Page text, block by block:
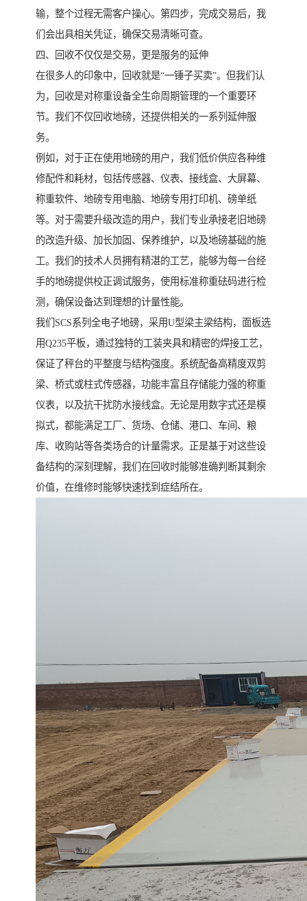
输，整个过程无需客户操心。第四步，完成交易后，我
们会出具相关凭证，确保交易清晰可查。
四、回收不仅仅是交易，更是服务的延伸
在很多人的印象中，回收就是“一锤子买卖”。但我们认
为，回收是对称重设备全生命周期管理的一个重要环
节。我们不仅回收地磅，还提供相关的一系列延伸服
务。
例如，对于正在使用地磅的用户，我们低价供应各种维
修配件和耗材，包括传感器、仪表、接线盒、大屏幕、
称重软件、地磅专用电脑、地磅专用打印机、磅单纸
等。对于需要升级改造的用户，我们专业承接老旧地磅
的改造升级、加长加固、保养维护，以及地磅基础的施
工。我们的技术人员拥有精湛的工艺，能够为每一台经
手的地磅提供校正调试服务，使用标准称重砝码进行检
测，确保设备达到理想的计量性能。
我们SCS系列全电子地磅，采用U型梁主梁结构，面板选
用Q235平板，通过独特的工装夹具和精密的焊接工艺，
保证了秤台的平整度与结构强度。系统配备高精度双剪
梁、桥式或柱式传感器，功能丰富且存储能力强的称重
仪表，以及抗干扰防水接线盒。无论是用数字式还是模
拟式，都能满足工厂、货场、仓储、港口、车间、粮
库、收购站等各类场合的计量需求。正是基于对这些设
备结构的深刻理解，我们在回收时能够准确判断其剩余
价值，在维修时能够快速找到症结所在。